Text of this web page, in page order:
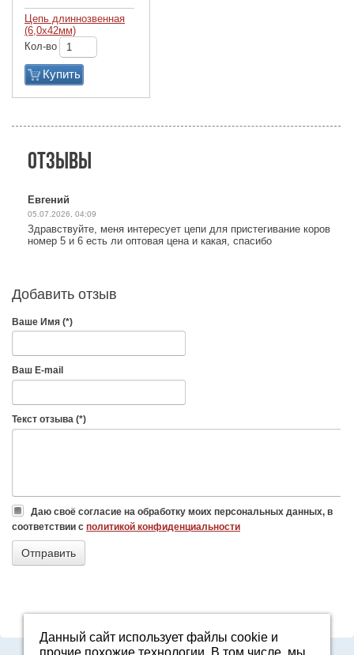
Цепь длиннозвенная
(6,0х42мм)
Кол-во
Купить
Отзывы
Евгений
05.07.2026, 04:09
Здравствуйте, меня интересует цепи для пристегивание коров
номер 5 и 6 есть ли оптовая цена и какая, спасибо
Добавить отзыв
Ваше Имя (*)
Ваш E-mail
Текст отзыва (*)
Даю своё согласие на обработку моих персональных данных, в
соответствии с политикой конфиденциальности
8-800-7000-371
Данный сайт использует файлы cookie и
прочие похожие технологии. В том числе, мы